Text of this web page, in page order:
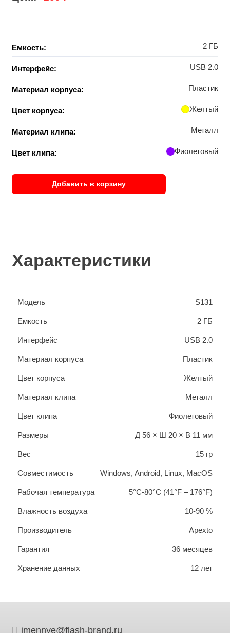
Емкость: 2 ГБ
Интерфейс: USB 2.0
Материал корпуса: Пластик
Цвет корпуса: Желтый
Материал клипа: Металл
Цвет клипа: Фиолетовый
Добавить в корзину
Характеристики
Модель S131
Емкость 2 ГБ
Интерфейс USB 2.0
Материал корпуса Пластик
Цвет корпуса Желтый
Материал клипа Металл
Цвет клипа Фиолетовый
Размеры Д 56 × Ш 20 × В 11 мм
Вес 15 гр
Совместимость Windows, Android, Linux, MacOS
Рабочая температура 5°C-80°C (41°F – 176°F)
Влажность воздуха 10-90 %
Производитель Apexto
Гарантия 36 месяцев
Хранение данных 12 лет
imennye@flash-brand.ru